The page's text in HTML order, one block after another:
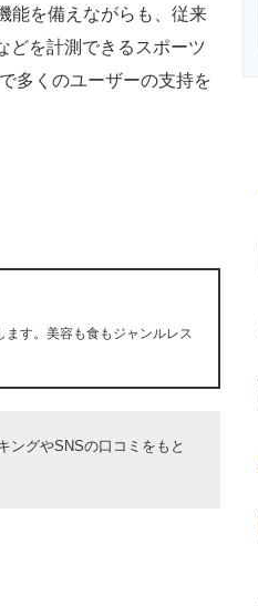
能を備えながらも、従来
どを計測できるスポーツ
多くのユーザーの支持を
す。美容も食もジャンルレス
ングやSNSの口コミをもと